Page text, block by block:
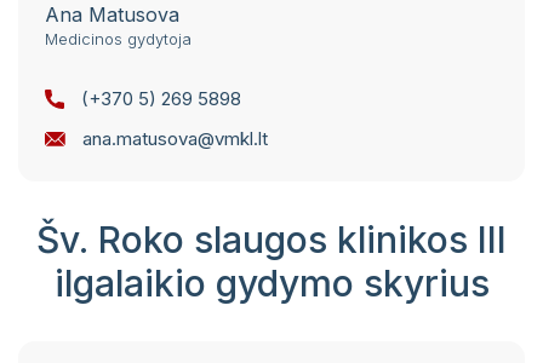
Ana Matusova
Medicinos gydytoja
(+370 5) 269 5898
ana.matusova@vmkl.lt
Šv. Roko slaugos klinikos III
ilgalaikio gydymo skyrius